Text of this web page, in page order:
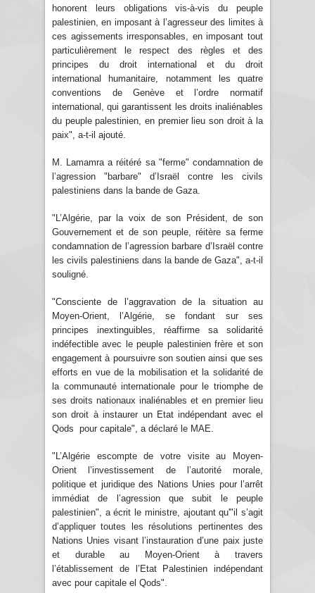
honorent leurs obligations vis-à-vis du peuple
palestinien, en imposant à l’agresseur des limites à
ces agissements irresponsables, en imposant tout
particulièrement le respect des règles et des
principes du droit international et du droit
international humanitaire, notamment les quatre
conventions de Genève et l’ordre normatif
international, qui garantissent les droits inaliénables
du peuple palestinien, en premier lieu son droit à la
paix", a-t-il ajouté.
M. Lamamra a réitéré sa "ferme" condamnation de
l’agression "barbare" d’Israël contre les civils
palestiniens dans la bande de Gaza.
"L’Algérie, par la voix de son Président, de son
Gouvernement et de son peuple, réitère sa ferme
condamnation de l’agression barbare d’Israël contre
les civils palestiniens dans la bande de Gaza", a-t-il
souligné.
"Consciente de l’aggravation de la situation au
Moyen-Orient, l’Algérie, se fondant sur ses
principes inextinguibles, réaffirme sa solidarité
indéfectible avec le peuple palestinien frère et son
engagement à poursuivre son soutien ainsi que ses
efforts en vue de la mobilisation et la solidarité de
la communauté internationale pour le triomphe de
ses droits nationaux inaliénables et en premier lieu
son droit à instaurer un Etat indépendant avec el
Qods pour capitale", a déclaré le MAE.
"L’Algérie escompte de votre visite au Moyen-
Orient l’investissement de l’autorité morale,
politique et juridique des Nations Unies pour l’arrêt
immédiat de l’agression que subit le peuple
palestinien", a écrit le ministre, ajoutant qu'"il s’agit
d’appliquer toutes les résolutions pertinentes des
Nations Unies visant l’instauration d’une paix juste
et durable au Moyen-Orient à travers
l’établissement de l’Etat Palestinien indépendant
avec pour capitale el Qods".